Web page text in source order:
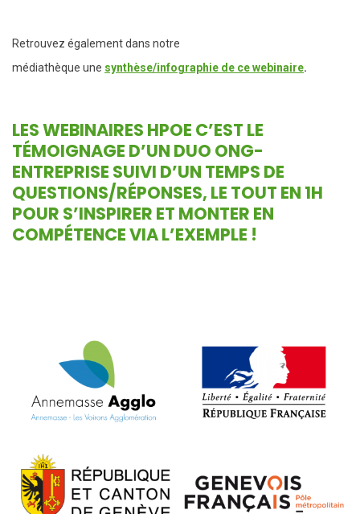
Retrouvez également dans notre
médiathèque une synthèse/infographie de ce webinaire.
LES WEBINAIRES HPOE C’EST LE
TÉMOIGNAGE D’UN DUO ONG-
ENTREPRISE SUIVI D’UN TEMPS DE
QUESTIONS/RÉPONSES, LE TOUT EN 1H
POUR S’INSPIRER ET MONTER EN
COMPÉTENCE VIA L’EXEMPLE !